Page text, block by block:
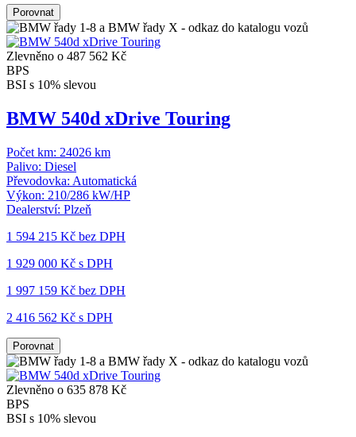
Porovnat
Zlevněno o 487 562 Kč
BPS
BSI s 10% slevou
BMW 540d xDrive Touring
Počet km: 24026 km
Palivo: Diesel
Převodovka: Automatická
Výkon: 210/286 kW/HP
Dealerství: Plzeň
1 594 215 Kč bez DPH
1 929 000 Kč s DPH
1 997 159 Kč bez DPH
2 416 562 Kč s DPH
Porovnat
Zlevněno o 635 878 Kč
BPS
BSI s 10% slevou